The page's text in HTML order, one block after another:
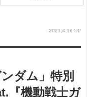
2021.4.16 UP
ダム」特別
『機動戦士ガ